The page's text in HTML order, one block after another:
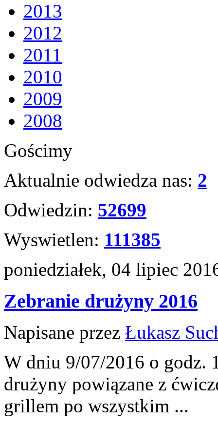
2013
2012
2011
2010
2009
2008
Gościmy
Aktualnie odwiedza nas: 2
Odwiedzin: 52699
Wyswietlen: 111385
poniedziałek, 04 lipiec
Zebranie drużyny 2016
Napisane przez Łukasz
W dniu 9/07/2016 o godz.
drużyny powiązane z
grillem po wszystkim ...